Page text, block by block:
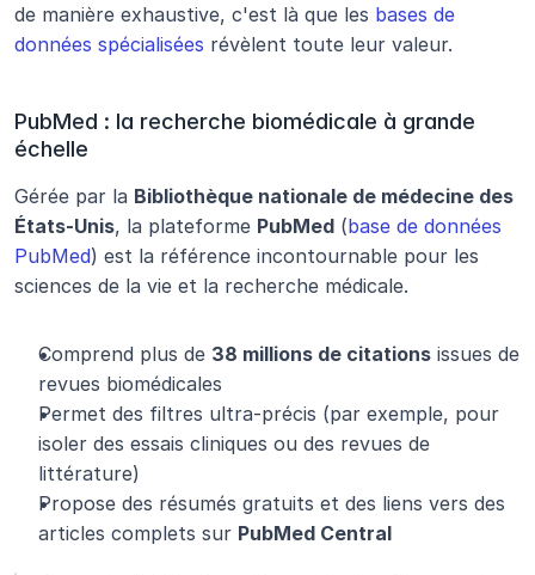
de manière exhaustive, c'est là que les bases de
données spécialisées révèlent toute leur valeur.
PubMed : la recherche biomédicale à grande
échelle
Gérée par la Bibliothèque nationale de médecine des
États-Unis, la plateforme PubMed (base de données
PubMed) est la référence incontournable pour les
sciences de la vie et la recherche médicale.
Comprend plus de 38 millions de citations issues de
revues biomédicales
Permet des filtres ultra-précis (par exemple, pour
isoler des essais cliniques ou des revues de
littérature)
Propose des résumés gratuits et des liens vers des
articles complets sur PubMed Central